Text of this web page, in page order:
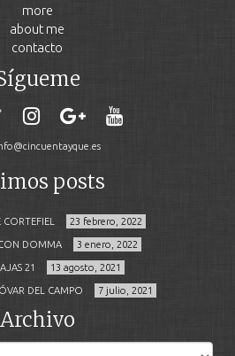
more
about me
contacto
posts
CORTEFIEL 23 febrero, 2022
DOMMA 3 enero, 2022
21 13 agosto, 2021
DEL CAMPO 7 julio, 2021
Archivo